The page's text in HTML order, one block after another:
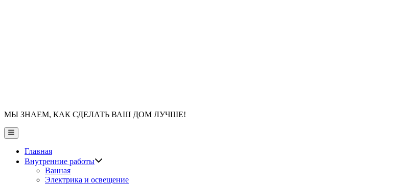
МЫ ЗНАЕМ, КАК СДЕЛАТЬ ВАШ ДОМ ЛУЧШЕ!
Главное
меню
Главная
Внутренние работы
Ванная
Электрика и освещение